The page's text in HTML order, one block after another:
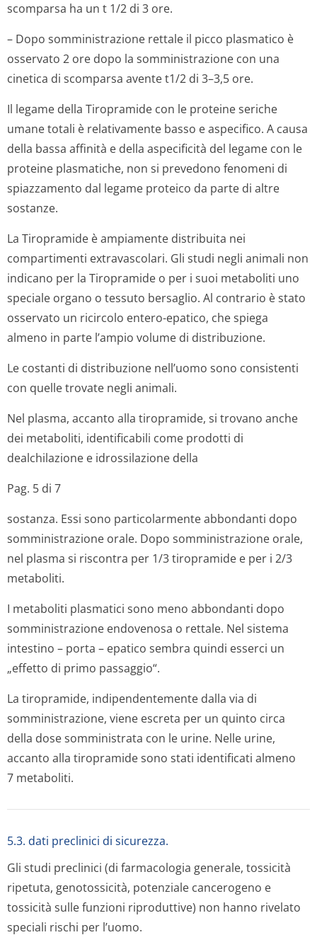
scomparsa ha un t 1/2 di 3 ore.
– Dopo somministrazione rettale il picco plasmatico è
osservato 2 ore dopo la somministrazione con una
cinetica di scomparsa avente t1/2 di 3–3,5 ore.
Il legame della Tiropramide con le proteine seriche
umane totali è relativamente basso e aspecifico. A causa
della bassa affinità e della aspecificità del legame con le
proteine plasmatiche, non si prevedono fenomeni di
spiazzamento dal legame proteico da parte di altre
sostanze.
La Tiropramide è ampiamente distribuita nei
compartimenti extravascolari. Gli studi negli animali non
indicano per la Tiropramide o per i suoi metaboliti uno
speciale organo o tessuto bersaglio. Al contrario è stato
osservato un ricircolo entero-epatico, che spiega
almeno in parte l’ampio volume di distribuzione.
Le costanti di distribuzione nell’uomo sono consistenti
con quelle trovate negli animali.
Nel plasma, accanto alla tiropramide, si trovano anche
dei metaboliti, identificabili come prodotti di
dealchilazione e idrossilazione de­lla
Pag. 5 di 7
sostanza. Essi sono particolarmente abbondanti dopo
somministrazione orale. Dopo somministrazione orale,
nel plasma si riscontra per 1/3 tiropramide e per i 2/3
metaboliti.
I metaboliti plasmatici sono meno abbondanti dopo
somministrazione endovenosa o rettale. Nel sistema
intestino – porta – epatico sembra quindi esserci un
„effetto di primo passaggio“.
La tiropramide, indipendentemente dalla via di
somministrazione, viene escreta per un quinto circa
della dose somministrata con le urine. Nelle urine,
accanto alla tiropramide sono stati identificati almeno
7 metaboliti.
5.3. dati preclinici di sicurezza.
Gli studi preclinici (di farmacologia generale, tossicità
ripetuta, genotossicità, potenziale cancerogeno e
tossicità sulle funzioni riproduttive) non hanno rivelato
speciali rischi per l’uomo.